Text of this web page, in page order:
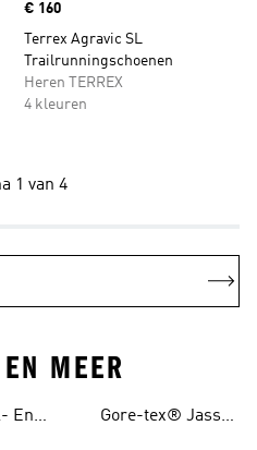
Price
€ 160
Terrex Agravic SL
Trailrunningschoenen
Heren TERREX
4 kleuren
1 van 4
MEER
En
Gore-tex® Jassen